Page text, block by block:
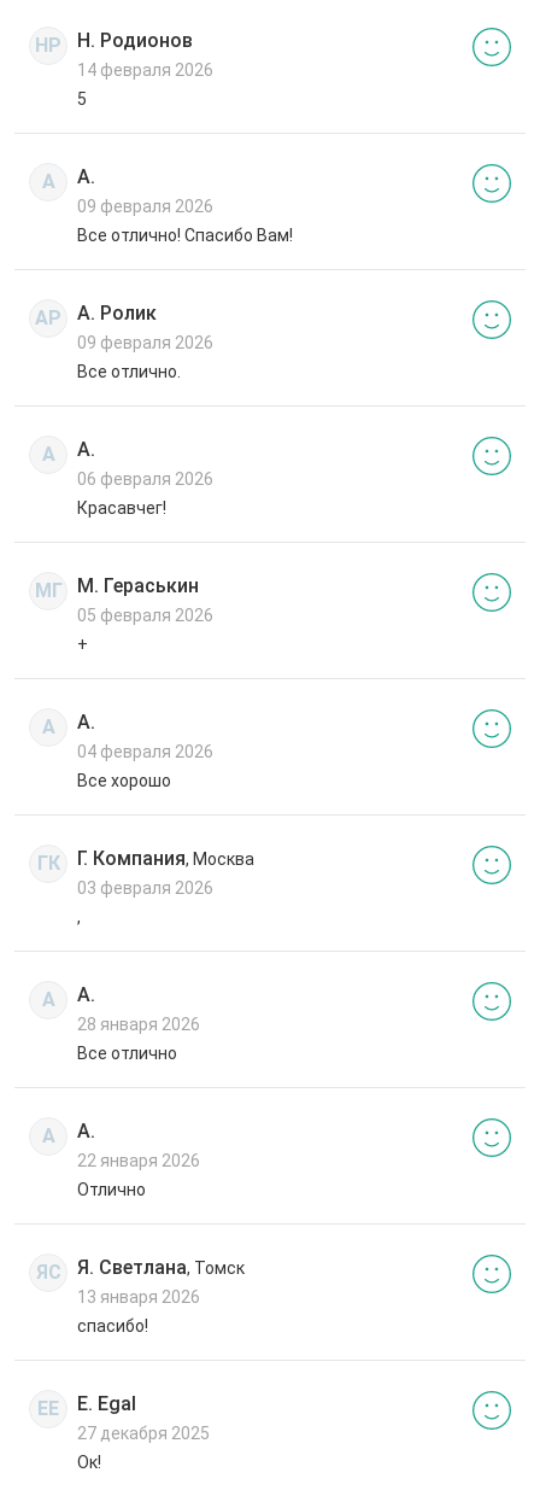
НР Н. Родионов
14 февраля 2026
5
А А.
09 февраля 2026
Все отлично! Спасибо Вам!
АР А. Ролик
09 февраля 2026
Все отлично.
А А.
06 февраля 2026
Красавчег!
МГ М. Гераськин
05 февраля 2026
+
А А.
04 февраля 2026
Все хорошо
ГК Г. Компания, Москва
03 февраля 2026
,
А А.
28 января 2026
Все отлично
А А.
22 января 2026
Отлично
ЯС Я. Светлана, Томск
13 января 2026
спасибо!
EE E. Egal
27 декабря 2025
Ок!